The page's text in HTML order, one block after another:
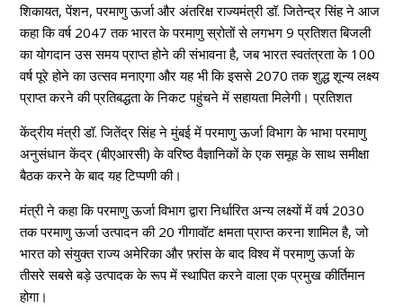
शिकायत, पेंशन, परमाणु ऊर्जा और अंतरिक्ष राज्यमंत्री डॉ. जितेन्‍द्र सिंह ने आज
कहा कि वर्ष 2047 तक भारत के परमाणु स्रोतों से लगभग 9 प्रतिशत बिजली
का योगदान उस समय प्राप्त होने की संभावना है, जब भारत स्वतंत्रता के 100
वर्ष पूरे होने का उत्सव मनाएगा और यह भी कि इससे 2070 तक शुद्ध शून्य लक्ष्य
प्राप्त करने की प्रतिबद्धता के निकट पहुंचने में सहायता मिलेगी। प्रतिशत
केंद्रीय मंत्री डॉ. जितेंद्र सिंह ने मुंबई में परमाणु ऊर्जा विभाग के भाभा परमाणु
अनुसंधान केंद्र (बीएआरसी) के वरिष्ठ वैज्ञानिकों के एक समूह के साथ समीक्षा
बैठक करने के बाद यह टिप्पणी की।
मंत्री ने कहा कि परमाणु ऊर्जा विभाग द्वारा निर्धारित अन्य लक्ष्यों में वर्ष 2030
तक परमाणु ऊर्जा उत्पादन की 20 गीगावॉट क्षमता प्राप्त करना शामिल है, जो
भारत को संयुक्त राज्य अमेरिका और फ़्रांस के बाद विश्व में परमाणु ऊर्जा के
तीसरे सबसे बड़े उत्पादक के रूप में स्थापित करने वाला एक प्रमुख कीर्तिमान
होगा।